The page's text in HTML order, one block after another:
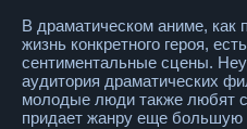
В драматическом аниме, как
жизнь конкретного героя,
сентиментальные сцены.
аудитория драматических
молодые люди также любят
придает жанру еще большую